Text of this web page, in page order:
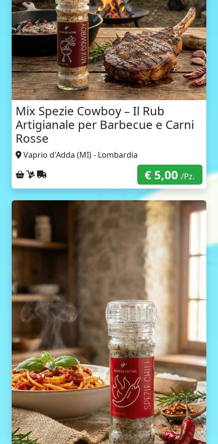
Mix Spezie Cowboy – Il Rub
Artigianale per Barbecue e Carni
Rosse
Vaprio d'Adda (MI) - Lombardia
Ritiro sul posto
Consegna a domicilio
Spedizione con corriere € 5,00/Pz.